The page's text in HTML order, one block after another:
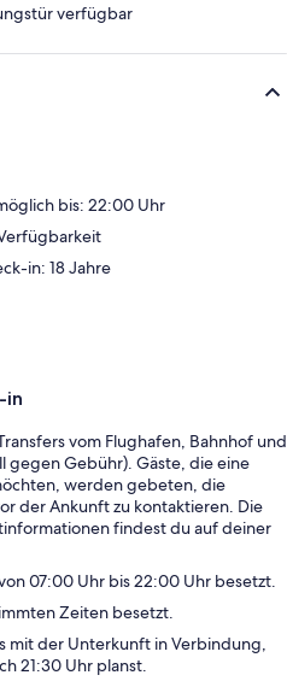
verfügbar
bis: 22:00 Uhr
in: 18 Jahre
in
vom Flughafen, Bahnhof und
gegen Gebühr). Gäste, die eine
werden gebeten, die
der Ankunft zu kontaktieren. Die
findest du auf deiner
07:00 Uhr bis 22:00 Uhr besetzt.
Zeiten besetzt.
mit der Unterkunft in Verbindung,
21:30 Uhr planst.